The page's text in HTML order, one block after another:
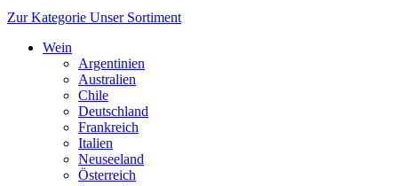
Zur Kategorie Unser Sortiment
Wein
Argentinien
Australien
Chile
Deutschland
Frankreich
Italien
Neuseeland
Österreich